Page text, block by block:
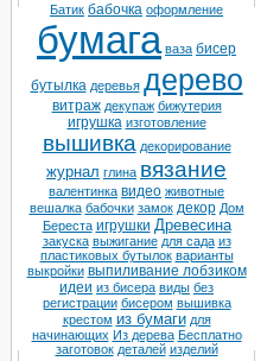
Батик бабочка оформление
бумага ваза бисер
бутылка деревья дерево
витраж декупаж бижутерия
игрушка изготовление
вышивка декорирование
журнал глина вязание
валентинка видео животные
вешалка бабочки замок декор Дом
Береста игрушки Древесина
закуска выжигание для сада из
пластиковых бутылок варианты
выкройки выпиливание лобзиком
идеи из бисера виды без
регистрации бисером вышивка
крестом из бумаги для
начинающих Из дерева Бесплатно
заготовок деталей изделий